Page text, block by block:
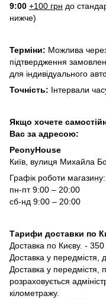
9:00 +100 грн до
нижче)
Терміни: Можлива
підтвердження
для індивідуального
Точність: Інтервали
Якщо хочете
Вас за адресою:
PeonyHouse
Київ, вулиця Михайла
Графік роботи магазину:
пн-пт 9:00 – 20:00
сб-нд 9:00 – 20:00
Тарифи доставки по
Доставка по Києву. - 350
Доставка у передмістя,
Доставка у передмістя,
розраховується
кілометражу.